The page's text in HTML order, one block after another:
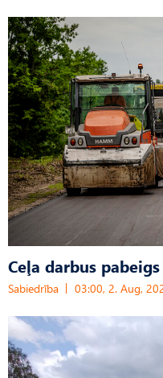
Ceļa darbus
Sabiedrība 03:00, 2. Aug,